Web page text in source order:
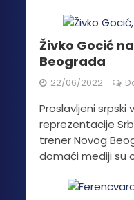
Živko Gocić
Beograda
22/06/2022
Proslavljeni
reprezentacije
trener Novog
domaći mediji su